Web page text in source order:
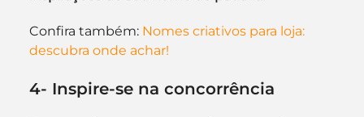
Confira também: Nomes criativos para loja:
descubra onde achar!
4- Inspire-se na concorrência